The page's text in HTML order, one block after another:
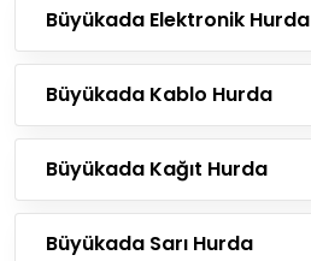
Büyükada Elektronik Hurda
Büyükada Kablo Hurda
Büyükada Kağıt Hurda
Büyükada Sarı Hurda